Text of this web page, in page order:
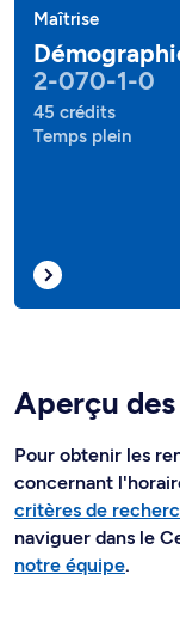
Maîtrise
2-070-1-0
45 crédits
Temps plein
Aperçu
Pour obtenir les
concernant
critères de
naviguer dans le
notre équipe.